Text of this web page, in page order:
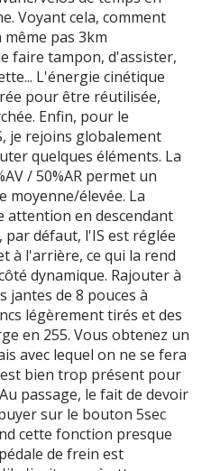
Voyant cela, comment
pas 3km
faire tampon, d'assister,
L'énergie cinétique
pour être réutilisée,
Enfin, pour le
je rejoins globalement
quelques éléments. La
/ 50%AR permet un
moyenne/élevée. La
attention en descendant
par défaut, l'IS est réglée
à l'arrière, ce qui la rend
dynamique. Rajouter à
jantes de 8 pouces à
légèrement tirés et des
en 255. Vous obtenez un
avec lequel on ne se fera
bien trop présent pour
passage, le fait de devoir
sur le bouton 5sec
cette fonction presque
de frein est